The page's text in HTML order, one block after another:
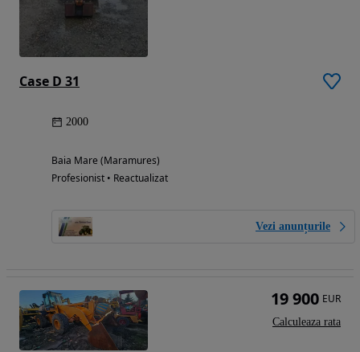
Case D 31
2000
Baia Mare (Maramures)
Profesionist • Reactualizat
Vezi anunțurile
19 900 EUR
Calculeaza rata